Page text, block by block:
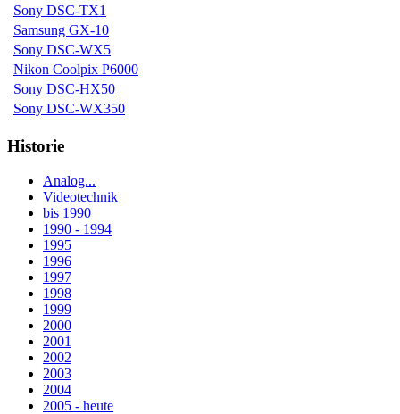
Sony DSC-TX1
Samsung GX-10
Sony DSC-WX5
Nikon Coolpix P6000
Sony DSC-HX50
Sony DSC-WX350
Historie
Analog...
Videotechnik
bis 1990
1990 - 1994
1995
1996
1997
1998
1999
2000
2001
2002
2003
2004
2005 - heute